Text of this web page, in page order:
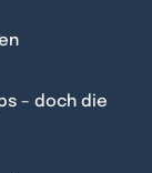
– doch die